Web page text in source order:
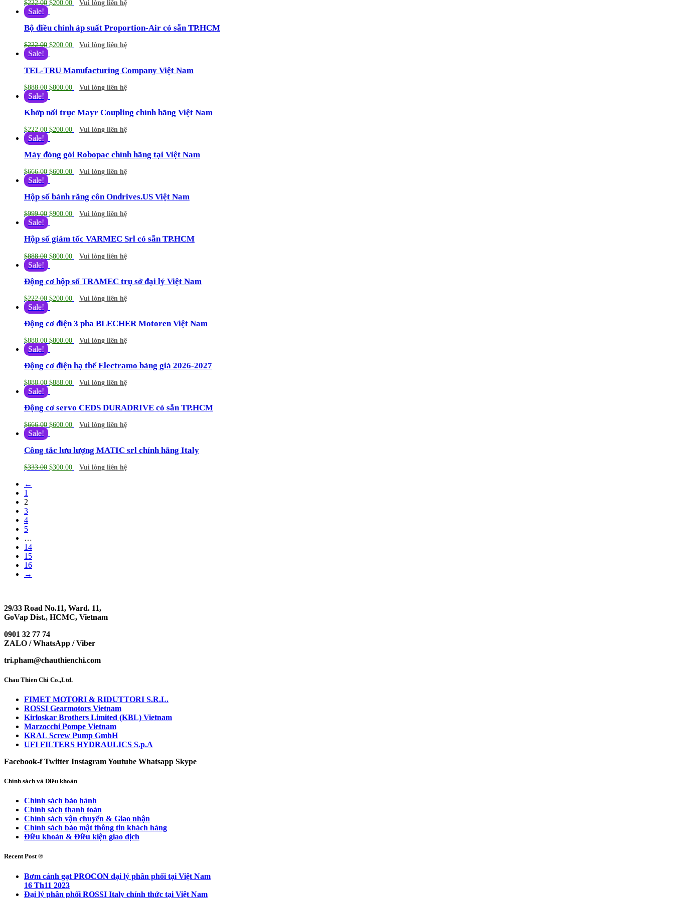
$222.00 $200.00 Vui lòng liên hệ
Sale!
Bộ điều chỉnh áp suất Proportion-Air có sẵn TP.HCM
$222.00 $200.00 Vui lòng liên hệ
Sale!
TEL-TRU Manufacturing Company Việt Nam
$888.00 $800.00 Vui lòng liên hệ
Sale!
Khớp nối trục Mayr Coupling chính hãng Việt Nam
$222.00 $200.00 Vui lòng liên hệ
Sale!
Máy đóng gói Robopac chính hãng tại Việt Nam
$666.00 $600.00 Vui lòng liên hệ
Sale!
Hộp số bánh răng côn Ondrives.US Việt Nam
$999.00 $900.00 Vui lòng liên hệ
Sale!
Hộp số giảm tốc VARMEC Srl có sẵn TP.HCM
$888.00 $800.00 Vui lòng liên hệ
Sale!
Động cơ hộp số TRAMEC trụ sở đại lý Việt Nam
$222.00 $200.00 Vui lòng liên hệ
Sale!
Động cơ điện 3 pha BLECHER Motoren Việt Nam
$888.00 $800.00 Vui lòng liên hệ
Sale!
Động cơ điện hạ thế Electramo bảng giá 2026-2027
$888.00 $888.00 Vui lòng liên hệ
Sale!
Động cơ servo CEDS DURADRIVE có sẵn TP.HCM
$666.00 $600.00 Vui lòng liên hệ
Sale!
Công tắc lưu lượng MATIC srl chính hãng Italy
$333.00 $300.00 Vui lòng liên hệ
←
1
2
3
4
5
…
14
15
16
→
29/33 Road No.11, Ward. 11,
GoVap Dist., HCMC, Vietnam
0901 32 77 74
ZALO / WhatsApp / Viber
tri.pham@chauthienchi.com
Chau Thien Chi Co.,Ltd.
FIMET MOTORI & RIDUTTORI S.R.L.
ROSSI Gearmotors Vietnam
Kirloskar Brothers Limited (KBL) Vietnam
Marzocchi Pompe Vietnam
KRAL Screw Pump GmbH
UFI FILTERS HYDRAULICS S.p.A
Facebook-f Twitter InstagramYoutube Whatsapp Skype
Chính sách và Điều khoản
Chính sách bảo hành
Chính sách thanh toán
Chính sách vận chuyển & Giao nhận
Chính sách bảo mật thông tin khách hàng
Điều khoản & Điều kiện giao dịch
Recent Post ®
Bơm cánh gạt PROCON đại lý phân phối tại Việt Nam
16 Th11 2023
Đại lý phân phối ROSSI Italy chính thức tại Việt Nam